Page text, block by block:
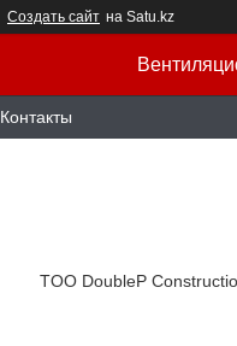
Создать сайт на Satu.kz
Контакты
TOO DoubleP